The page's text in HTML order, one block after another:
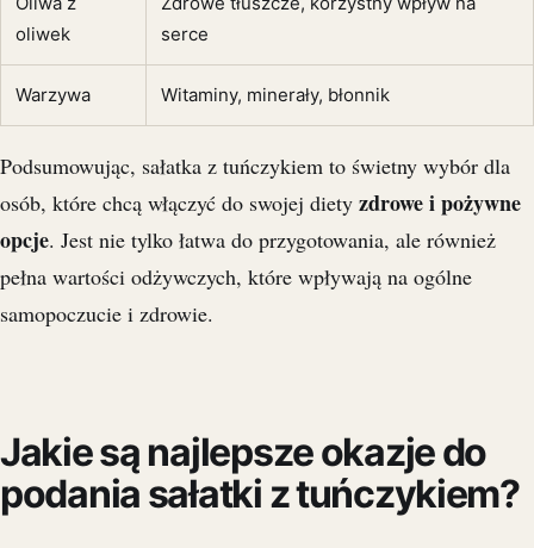
oliwek
serce
Warzywa Witaminy, minerały, błonnik
Podsumowując, sałatka z tuńczykiem to świetny wybór dla
osób, które chcą włączyć do swojej diety zdrowe i pożywne
opcje. Jest nie tylko łatwa do przygotowania, ale również
pełna wartości odżywczych, które wpływają na ogólne
samopoczucie i zdrowie.
Jakie są najlepsze okazje do
podania sałatki z tuńczykiem?